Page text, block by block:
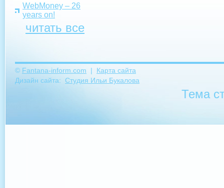
WebMoney – 26
years on!
читать все
© Fantana-inform.com | Карта сайта
Дизайн сайта: Студия Ильи Букалова
Тема